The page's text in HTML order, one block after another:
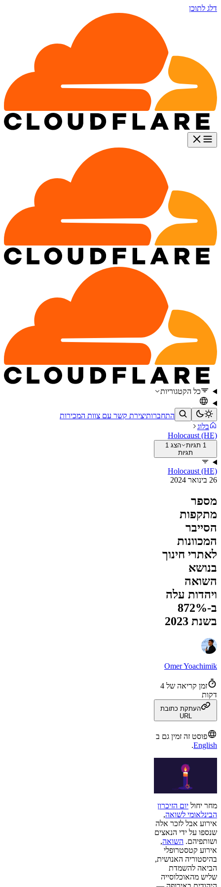
דלג לתוכן
כל הקטגוריות
התחברותיצירת קשר עם צוות המכירות
בלוג
Holocaust (HE)
1 תגיות
הצג 1
תגיות
Holocaust (HE)
26 בינואר 2024
מספר
מתקפות
הסייבר
המכוונות
לאתרי חינוך
בנושא
השואה
ויהדות עלה
ב-872%
בשנת 2023
Omer Yoachimik
זמן קריאה של 4
דקות
העתקת כתובת
URL
פוסט זה זמין גם ב
English
.
מחר יחול יום הזיכרון
הבינלאומי לשואה,
אירוע אבל לזכר אלה
שנספו על ידי הנאצים
ושותפיהם. השואה,
אירוע קטסטרופלי
בהיסטוריה האנושית,
הביאה להשמדת
שליש מהאוכלוסייה